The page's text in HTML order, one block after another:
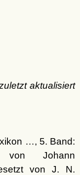
aktualisiert
…, 5. Band:
von Johann
von J. N.